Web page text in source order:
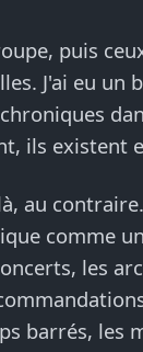
puis
J'ai eu un
ils existent
au
comme
les
barrés, les